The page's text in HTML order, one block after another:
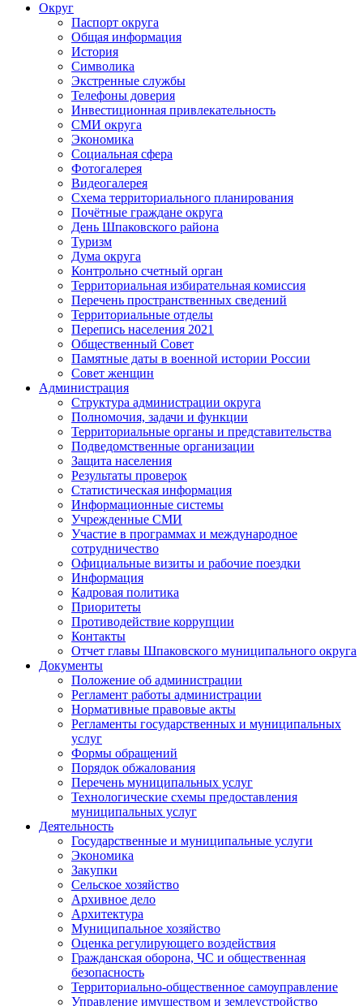
Округ
Паспорт округа
Общая информация
История
Символика
Экстренные службы
Телефоны доверия
Инвестиционная привлекательность
СМИ округа
Экономика
Социальная сфера
Фотогалерея
Видеогалерея
Схема территориального планирования
Почётные граждане округа
День Шпаковского района
Туризм
Дума округа
Контрольно счетный орган
Территориальная избирательная комиссия
Перечень пространственных сведений
Территориальные отделы
Перепись населения 2021
Общественный Совет
Памятные даты в военной истории России
Совет женщин
Администрация
Структура администрации округа
Полномочия, задачи и функции
Территориальные органы и представительства
Подведомственные организации
Защита населения
Результаты проверок
Статистическая информация
Информационные системы
Учрежденные СМИ
Участие в программах и международное
сотрудничество
Официальные визиты и рабочие поездки
Информация
Кадровая политика
Приоритеты
Противодействие коррупции
Контакты
Отчет главы Шпаковского муниципального округа
Документы
Положение об администрации
Регламент работы администрации
Нормативные правовые акты
Регламенты государственных и муниципальных
услуг
Формы обращений
Порядок обжалования
Перечень муниципальных услуг
Технологические схемы предоставления
муниципальных услуг
Деятельность
Государственные и муниципальные услуги
Экономика
Закупки
Сельское хозяйство
Архивное дело
Архитектура
Муниципальное хозяйство
Оценка регулирующего воздействия
Гражданская оборона, ЧС и общественная
безопасность
Территориально-общественное самоуправление
Управление имуществом и землеустройство